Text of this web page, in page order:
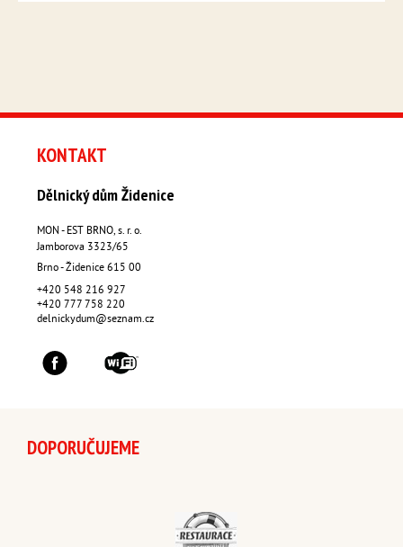
KONTAKT
Dělnický dům Židenice
MON - EST BRNO, s. r. o.
Jamborova 3323/65
Brno - Židenice 615 00
+420 548 216 927
+420 777 758 220
delnickydum@seznam.cz
DOPORUČUJEME